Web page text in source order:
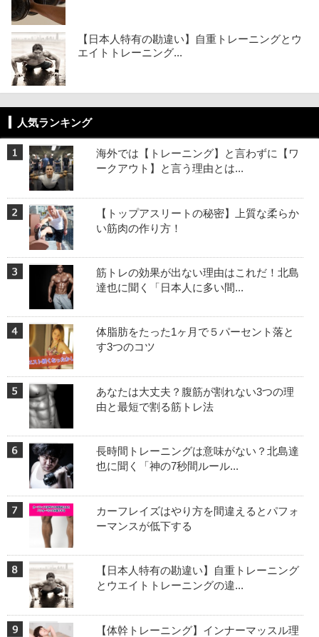
【日本人特有の勘違い】自重トレーニングとウ
エイトトレーニング...
人気ランキング
海外では【トレーニング】と言わずに【ワ
ークアウト】と言う理由とは...
【トップアスリートの秘密】上質な柔らか
い筋肉の作り方！
筋トレの効果が出ない理由はこれだ！北島
達也に聞く「日本人に多い間...
体脂肪をたった1ヶ月で５パーセント落と
す3つのコツ
あなたは大丈夫？腹筋が割れない3つの理
由と最短で割る筋トレ法
長時間トレーニングは意味がない？北島達
也に聞く「神の7秒間ルール...
カーフレイズはやり方を間違えるとパフォ
ーマンスが低下する
【日本人特有の勘違い】自重トレーニング
とウエイトトレーニングの違...
【体幹トレーニング】インナーマッスル理